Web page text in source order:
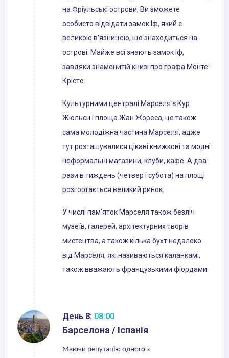
на Фріульські острови, Ви зможете
особисто відвідати замок Іф, який є
великою в'язницею, що знаходиться на
острові. Майже всі знають замок Іф,
завдяки знаменитій книзі про графа Монте-
Крісто.
Культурними централі Марселя є Кур
Жюльєн і площа Жан Жореса, це також
сама молодіжна частина Марселя, адже
тут розташувалися цікаві книжкові та модні
неформальні магазини, клуби, кафе. А два
рази в тиждень (четвер і субота) на площі
розгортається великий ринок.
У числі пам'яток Марселя також безліч
музеїв, галерей, архітектурних творів
мистецтва, а також кілька бухт недалеко
від Марселя, які називаються каланкамі,
також вважають французькими фіордами.
День 8: 08:00
Барселона / Іспанія
Маючи репутацію одного з